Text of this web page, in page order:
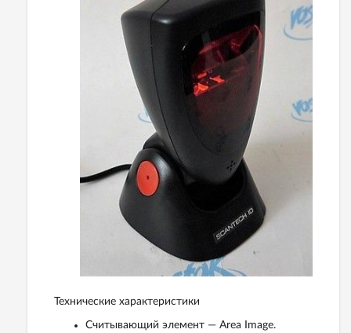
Технические характеристики
Считывающий элемент — Area Image.